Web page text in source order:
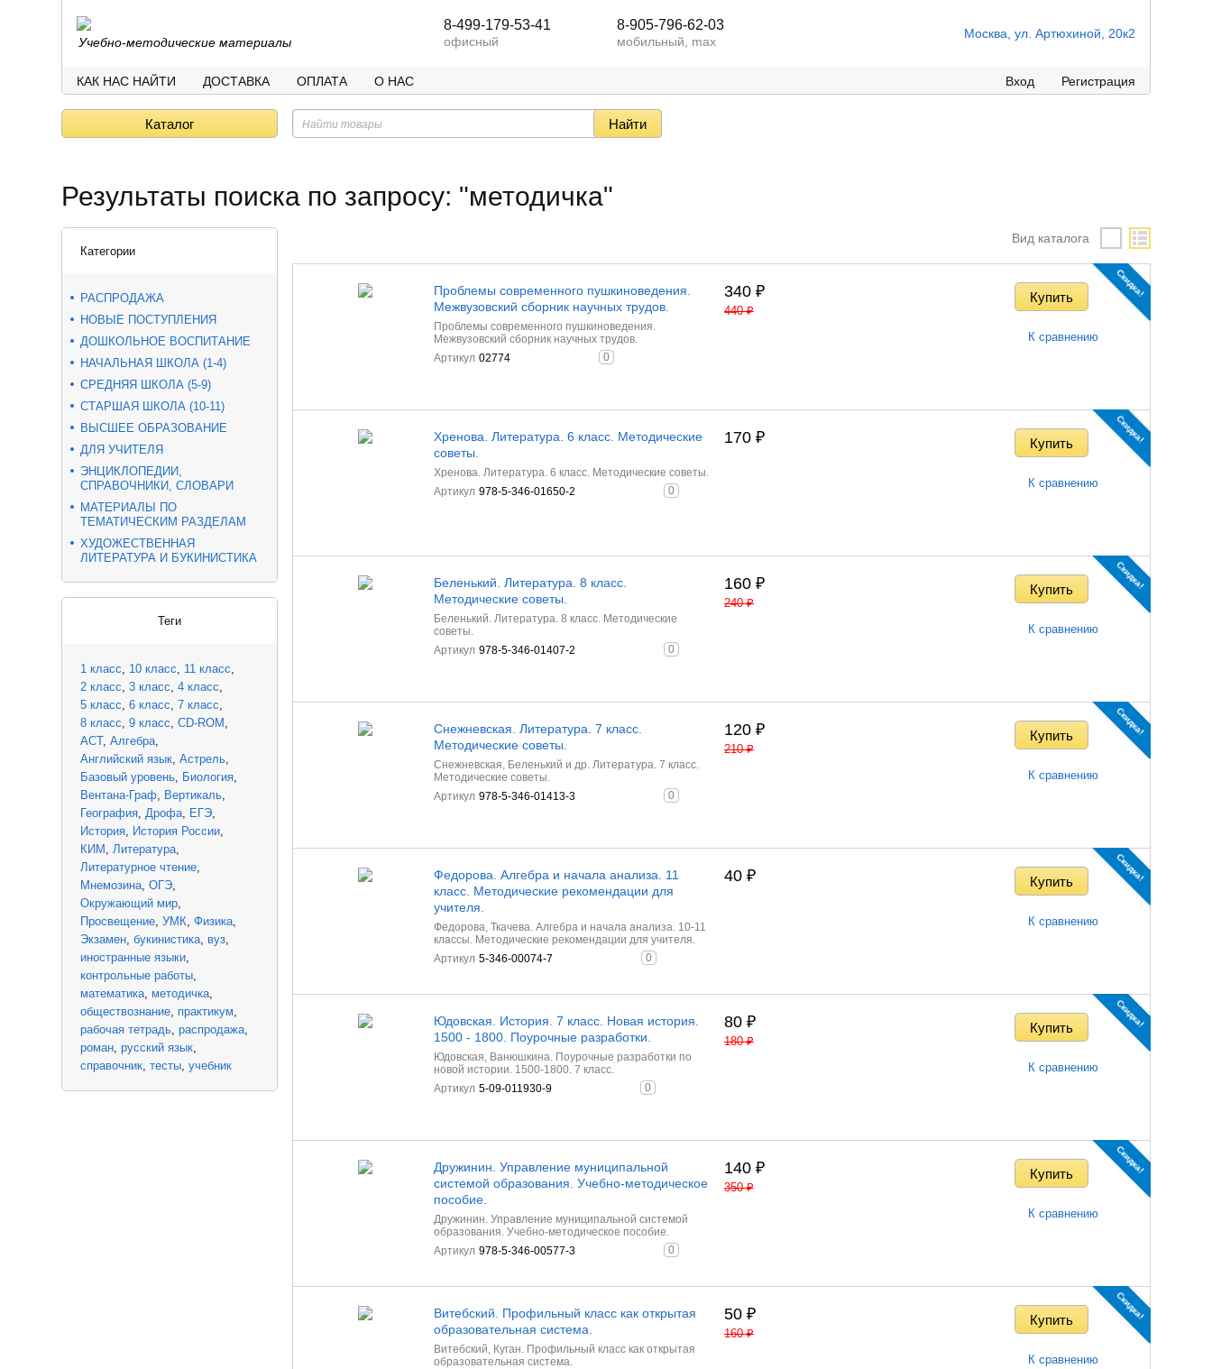
Учебно-методические материалы
8-499-179-53-41
офисный
8-905-796-62-03
мобильный, max
Москва, ул. Артюхиной, 20к2
КАК НАС НАЙТИ ДОСТАВКА ОПЛАТА О НАС Вход Регистрация
Каталог
Результаты поиска по запросу: "методичка"
Категории
РАСПРОДАЖА
НОВЫЕ ПОСТУПЛЕНИЯ
ДОШКОЛЬНОЕ ВОСПИТАНИЕ
НАЧАЛЬНАЯ ШКОЛА (1-4)
СРЕДНЯЯ ШКОЛА (5-9)
СТАРШАЯ ШКОЛА (10-11)
ВЫСШЕЕ ОБРАЗОВАНИЕ
ДЛЯ УЧИТЕЛЯ
ЭНЦИКЛОПЕДИИ,
СПРАВОЧНИКИ, СЛОВАРИ
МАТЕРИАЛЫ ПО
ТЕМАТИЧЕСКИМ РАЗДЕЛАМ
ХУДОЖЕСТВЕННАЯ
ЛИТЕРАТУРА И БУКИНИСТИКА
Теги
1 класс 10 класс
11 класс
2 класс 3 класс 4 класс
5 класс 6 класс 7 класс
8 класс 9 класс CD-ROM
АСТ Алгебра
Английский язык Астрель
Базовый уровень
Биология
Вентана-Граф
Вертикаль
География Дрофа
ЕГЭ
История
История России
КИМ
Литература
Литературное чтение
Мнемозина ОГЭ
Окружающий мир
Просвещение УМК Физика
Экзамен букинистика вуз
иностранные языки
контрольные работы
математика методичка
обществознание практикум
рабочая тетрадь распродажа
роман русский язык
справочник тесты учебник
Вид каталога
Скидка!
Проблемы современного пушкиноведения.
Межвузовский сборник научных трудов.
Проблемы современного пушкиноведения.
Межвузовский сборник научных трудов.
Артикул 02774 0
340 ₽
440₽
К сравнению
Скидка!
Хренова. Литература. 6 класс. Методические
советы.
Хренова. Литература. 6 класс. Методические советы.
Артикул 978-5-346-01650-2 0
170 ₽
К сравнению
Скидка!
Беленький. Литература. 8 класс.
Методические советы.
Беленький. Литература. 8 класс. Методические
советы.
Артикул 978-5-346-01407-2 0
160 ₽
240₽
К сравнению
Скидка!
Снежневская. Литература. 7 класс.
Методические советы.
Снежневская, Беленький и др. Литература. 7 класс.
Методические советы.
Артикул 978-5-346-01413-3 0
120 ₽
210₽
К сравнению
Скидка!
Федорова. Алгебра и начала анализа. 11
класс. Методические рекомендации для
учителя.
Федорова, Ткачева. Алгебра и начала анализа. 10-11
классы. Методические рекомендации для учителя.
Артикул 5-346-00074-7 0
40 ₽
К сравнению
Скидка!
Юдовская. История. 7 класс. Новая история.
1500 - 1800. Поурочные разработки.
Юдовская, Ванюшкина. Поурочные разработки по
новой истории. 1500-1800. 7 класс.
Артикул 5-09-011930-9 0
80 ₽
180₽
К сравнению
Скидка!
Дружинин. Управление муниципальной
системой образования. Учебно-методическое
пособие.
Дружинин. Управление муниципальной системой
образования. Учебно-методическое пособие.
Артикул 978-5-346-00577-3 0
140 ₽
350₽
К сравнению
Скидка!
Витебский. Профильный класс как открытая
образовательная система.
Витебский, Куган. Профильный класс как открытая
образовательная система.
50 ₽
160₽
К сравнению